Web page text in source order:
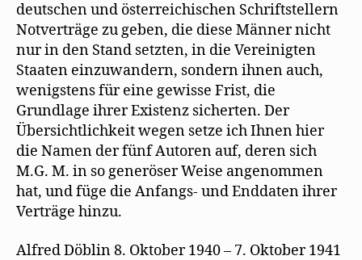
deutschen und österreichischen Schriftstellern
Notverträge zu geben, die diese Männer nicht
nur in den Stand setzten, in die Vereinigten
Staaten einzuwandern, sondern ihnen auch,
wenigstens für eine gewisse Frist, die
Grundlage ihrer Existenz sicherten. Der
Übersichtlichkeit wegen setze ich Ihnen hier
die Namen der fünf Autoren auf, deren sich
M.G. M. in so generöser Weise angenommen
hat, und füge die Anfangs- und Enddaten ihrer
Verträge hinzu.
Alfred Döblin 8. Oktober 1940 – 7. Oktober 1941